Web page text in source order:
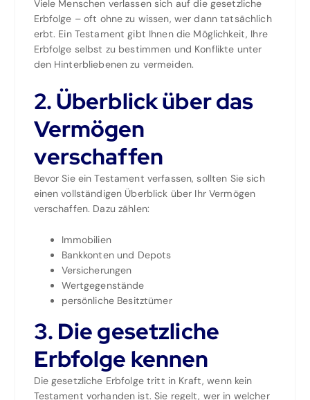
Viele Menschen verlassen sich auf die gesetzliche
Erbfolge – oft ohne zu wissen, wer dann tatsächlich
erbt. Ein Testament gibt Ihnen die Möglichkeit, Ihre
Erbfolge selbst zu bestimmen und Konflikte unter
den Hinterbliebenen zu vermeiden.
2. Überblick über das
Vermögen
verschaffen
Bevor Sie ein Testament verfassen, sollten Sie sich
einen vollständigen Überblick über Ihr Vermögen
verschaffen. Dazu zählen:
Immobilien
Bankkonten und Depots
Versicherungen
Wertgegenstände
persönliche Besitztümer
3. Die gesetzliche
Erbfolge kennen
Die gesetzliche Erbfolge tritt in Kraft, wenn kein
Testament vorhanden ist. Sie regelt, wer in welcher